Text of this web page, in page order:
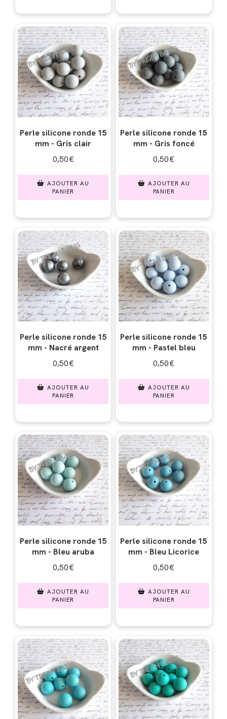
Perle silicone ronde 15
mm - Gris clair
0,50€
AJOUTER AU
PANIER
Perle silicone ronde 15
mm - Gris foncé
0,50€
AJOUTER AU
PANIER
Perle silicone ronde 15
mm - Nacré argent
0,50€
AJOUTER AU
PANIER
Perle silicone ronde 15
mm - Pastel bleu
0,50€
AJOUTER AU
PANIER
Perle silicone ronde 15
mm - Bleu aruba
0,50€
AJOUTER AU
PANIER
Perle silicone ronde 15
mm - Bleu Licorice
0,50€
AJOUTER AU
PANIER